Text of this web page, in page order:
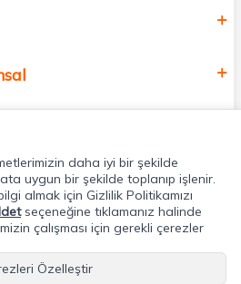
daha iyi bir şekilde
uygun bir şekilde toplanıp işlenir.
almak için Gizlilik Politikamızı
seçeneğine tıklamanız halinde
çalışması için gerekli çerezler
Özelleştir